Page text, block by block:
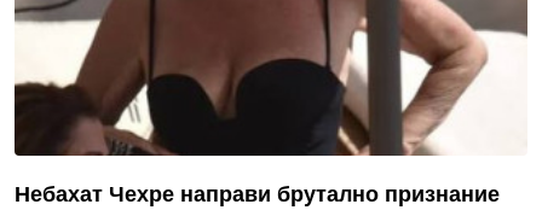
Небахат Чехре направи брутално признание